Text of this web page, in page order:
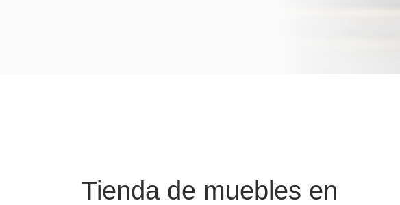
Tienda de muebles en